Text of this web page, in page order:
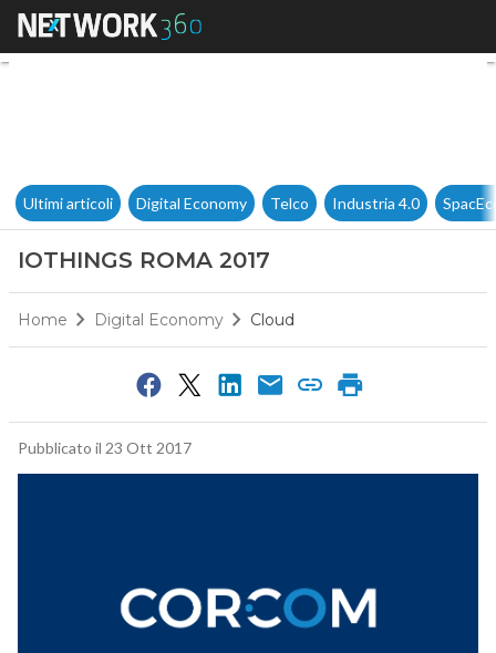
IOTHINGS ROMA 2017
Ultimi articoli Digital Economy Telco Industria 4.0
IOTHINGS ROMA 2017
Home Digital Economy Cloud
Pubblicato il 23 Ott 2017